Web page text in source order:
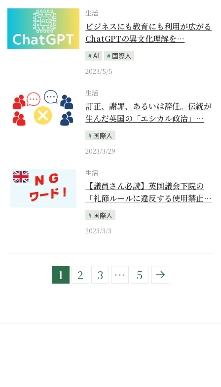
生活
ビジネスにも教育にも利用が広がる
ChatGPTの異文化理解を…
AI
国際人
2023/5/5
生活
訂正、謝罪、あるいは辞任。伝統が
生んだ英国の「エシカル政治」…
国際人
2023/3/29
生活
【議員さん必読】英国議会下院の
「礼節ルールに違反する使用禁止…
国際人
2023/3/3
1 2 3 … 5